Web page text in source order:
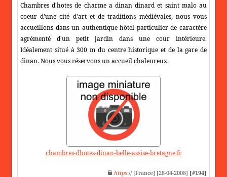
Chambres d'hotes de charme a dinan dinard et saint malo au
coeur d'une cité d'art et de traditions médiévales, nous vous
accueillons dans un authentique hôtel particulier de caractère
agrémenté d'un petit jardin dans une cour intérieure.
Idéalement situé à 300 m du centre historique et de la gare de
dinan. Nous vous réservons un accueil chaleureux.
chambres-dhotes-dinan-belle-assise-bretagne.fr
https:// [France] [28-04-2008] [#194]